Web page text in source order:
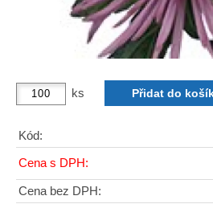
ks
Kód:
Cena s DPH:
Cena bez DPH: